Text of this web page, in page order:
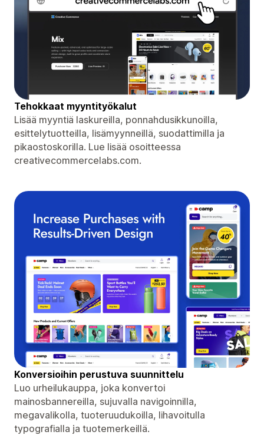
Tehokkaat myyntityökalut
Lisää myyntiä laskureilla, ponnahdusikkunoilla,
esittelytuotteilla, lisämyynneillä, suodattimilla ja
pikaostoskorilla. Lue lisää osoitteessa
creativecommercelabs.com.
Konversioihin perustuva suunnittelu
Luo urheilukauppa, joka konvertoi
mainosbannereilla, sujuvalla navigoinnilla,
megavalikolla, tuoteruudukoilla, lihavoitulla
typografialla ja tuotemerkeillä.